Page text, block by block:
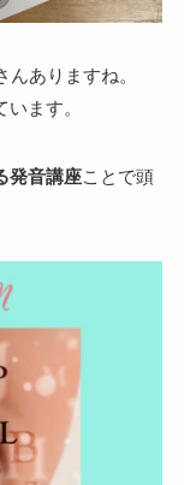
ありますね。
ます。
発音講座ことで頭